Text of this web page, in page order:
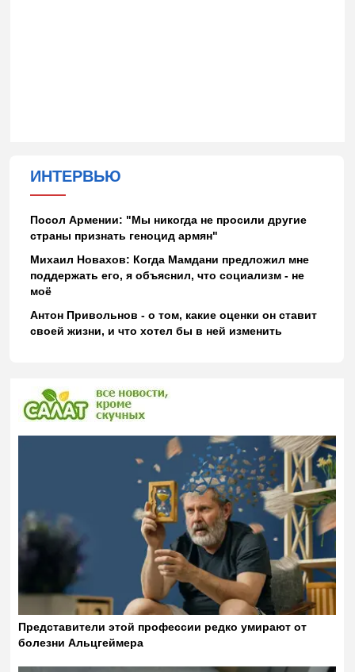
ИНТЕРВЬЮ
Посол Армении: "Мы никогда не просили другие
страны признать геноцид армян"
Михаил Новахов: Когда Мамдани предложил мне
поддержать его, я объяснил, что социализм - не
моё
Антон Привольнов - о том, какие оценки он ставит
своей жизни, и что хотел бы в ней изменить